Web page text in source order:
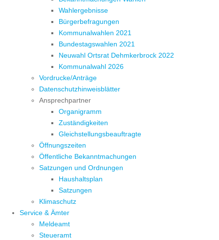
Wahlergebnisse
Bürgerbefragungen
Kommunalwahlen 2021
Bundestagswahlen 2021
Neuwahl Ortsrat Dehmkerbrock 2022
Kommunalwahl 2026
Vordrucke/Anträge
Datenschutzhinweisblätter
Ansprechpartner
Organigramm
Zuständigkeiten
Gleichstellungsbeauftragte
Öffnungszeiten
Öffentliche Bekanntmachungen
Satzungen und Ordnungen
Haushaltsplan
Satzungen
Klimaschutz
Service & Ämter
Meldeamt
Steueramt